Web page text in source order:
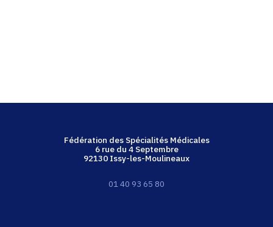
Fédération des Spécialités Médicales
6 rue du 4 Septembre
92130 Issy-les-Moulineaux
01 40 93 65 80